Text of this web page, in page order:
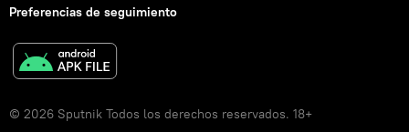
Preferencias de seguimiento
© 2026 Sputnik Todos los derechos reservados. 18+